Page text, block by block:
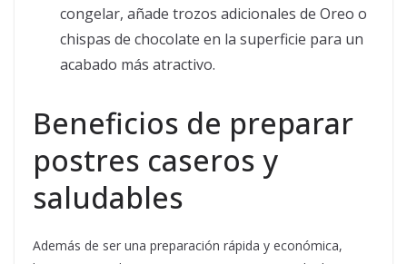
congelar, añade trozos adicionales de Oreo o
chispas de chocolate en la superficie para un
acabado más atractivo.
Beneficios de preparar
postres caseros y
saludables
Además de ser una preparación rápida y económica,